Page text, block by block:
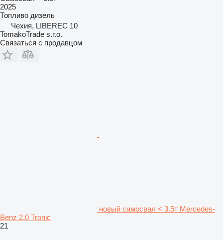
2025
Топливо дизель
Чехия, LIBEREC 10
TomakoTrade s.r.o.
Связаться с продавцом
новый самосвал < 3.5т Mercedes-
Benz 2.0 Tronic
21